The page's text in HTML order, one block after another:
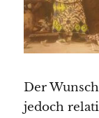
Der
jedoch